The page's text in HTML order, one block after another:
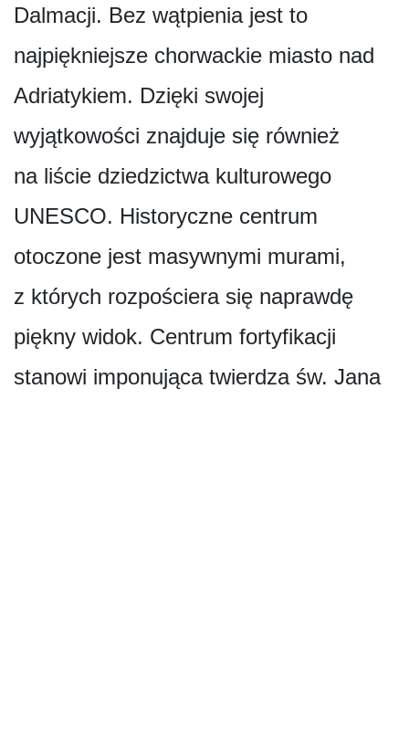
Dalmacji. Bez wątpienia jest to
najpiękniejsze chorwackie miasto nad
Adriatykiem. Dzięki swojej
wyjątkowości znajduje się również
na liście dziedzictwa kulturowego
UNESCO. Historyczne centrum
otoczone jest masywnymi murami,
z których rozpościera się naprawdę
piękny widok. Centrum fortyfikacji
stanowi imponująca twierdza św. Jana